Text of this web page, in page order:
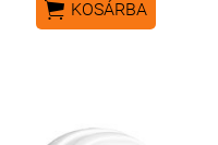
 KOSÁRBA